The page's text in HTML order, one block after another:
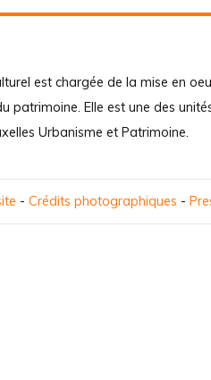
est chargée de la mise en
patrimoine. Elle est une des
Urbanisme et Patrimoine.
- Crédits photographiques -